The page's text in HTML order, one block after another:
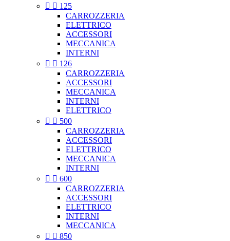
  125
CARROZZERIA
ELETTRICO
ACCESSORI
MECCANICA
INTERNI
  126
CARROZZERIA
ACCESSORI
MECCANICA
INTERNI
ELETTRICO
  500
CARROZZERIA
ACCESSORI
ELETTRICO
MECCANICA
INTERNI
  600
CARROZZERIA
ACCESSORI
ELETTRICO
INTERNI
MECCANICA
  850